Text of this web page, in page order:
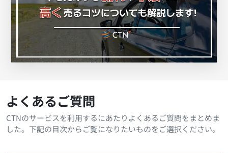
よくあるご質問
CTNのサービスを利用するにあたりよくあるご質問をまとめま
した。下記の目次からご覧になりたいものをご選択ください。